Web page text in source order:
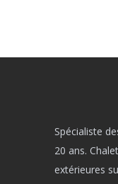
Spécialiste
20 ans.
extérieures